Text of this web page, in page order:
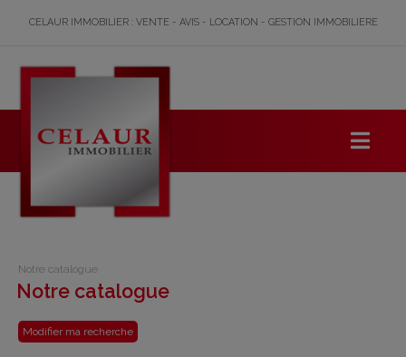
CELAUR IMMOBILIER : VENTE - AVIS - LOCATION - GESTION IMMOBILIERE
Notre catalogue
Notre catalogue
Modifier ma recherche